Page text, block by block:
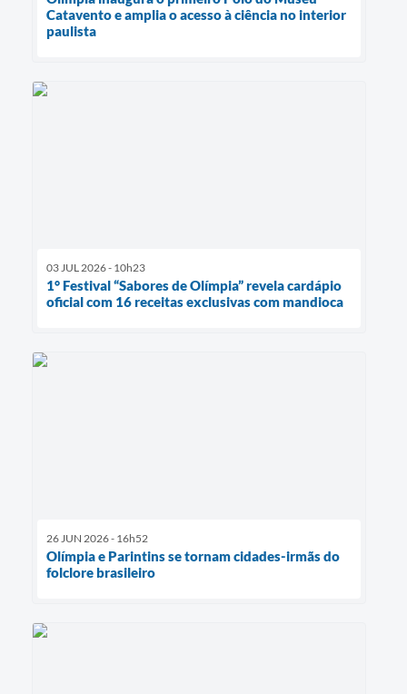
Catavento e amplia o acesso à ciência no interior
paulista
03 JUL 2026 - 10h23
1° Festival “Sabores de Olímpia” revela cardápio
oficial com 16 receitas exclusivas com mandioca
26 JUN 2026 - 16h52
Olímpia e Parintins se tornam cidades-irmãs do
folclore brasileiro